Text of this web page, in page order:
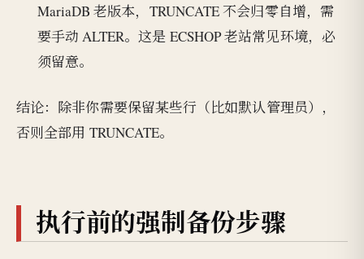
MariaDB 老版本，TRUNCATE 不会归零自增，需
要手动 ALTER。这是 ECSHOP 老站常见环境，必
须留意。
结论：除非你需要保留某些行（比如默认管理员），
否则全部用 TRUNCATE。
执行前的强制备份步骤